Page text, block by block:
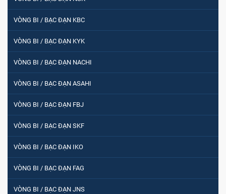
VÒNG BI / BẠC ĐẠN KBC
VÒNG BI / BẠC ĐẠN KYK
VÒNG BI / BẠC ĐẠN NACHI
VÒNG BI / BẠC ĐẠN ASAHI
VÒNG BI / BẠC ĐẠN FBJ
VÒNG BI / BẠC ĐẠN SKF
VÒNG BI / BẠC ĐẠN IKO
VÒNG BI / BẠC ĐẠN FAG
VÒNG BI / BẠC ĐẠN JNS